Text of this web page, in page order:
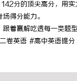
分的顶尖高分，用
得分能力。
着赢解吃透每一类
卷英语 #高中英语提分